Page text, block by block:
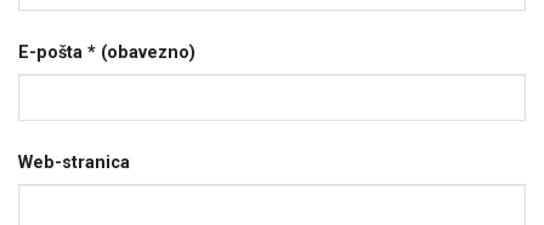
E-pošta * (obavezno)
Web-stranica